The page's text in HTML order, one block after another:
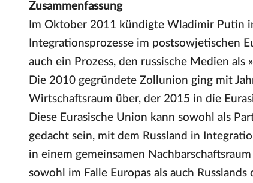
Zusammenfassung
Im Oktober 2011 kündigte Wladimir Putin
Integrationsprozesse im postsowjetischen
auch ein Prozess, den russische Medien
Die 2010 gegründete Zollunion ging mit
Wirtschaftsraum über, der 2015 in die
Diese Eurasische Union kann sowohl als
gedacht sein, mit dem Russland in
in einem gemeinsamen
sowohl im Falle Europas als auch